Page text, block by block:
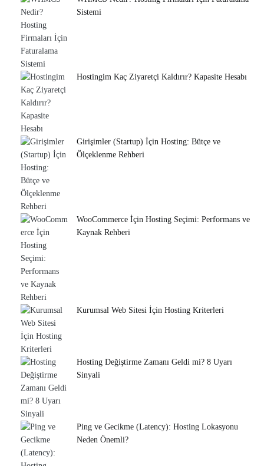
Sistemi
Hostingim Kaç Ziyaretçi Kaldırır? Kapasite Hesabı
Girişimler (Startup) İçin Hosting: Bütçe ve
Ölçeklenme Rehberi
WooCommerce İçin Hosting Seçimi: Performans ve
Kaynak Rehberi
Kurumsal Web Sitesi İçin Hosting Kriterleri
Hosting Değiştirme Zamanı Geldi mi? 8 Uyarı
Sinyali
Ping ve Gecikme (Latency): Hosting Lokasyonu
Neden Önemli?